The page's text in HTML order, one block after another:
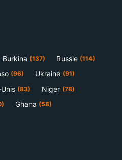
Burkina (137) Russie (114)
(96) Ukraine (91)
(83) Niger (78)
Ghana (58)